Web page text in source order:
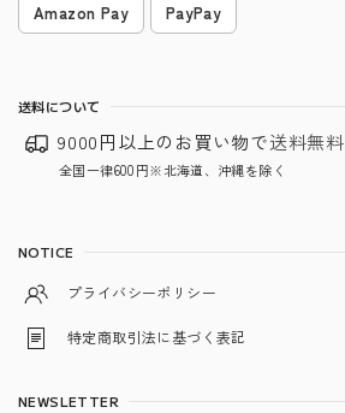
Amazon Pay PayPay
送料について
9000円以上のお買い物で送料無料
全国一律600円※北海道、沖縄を除く
NOTICE
プライバシーポリシー
特定商取引法に基づく表記
NEWSLETTER